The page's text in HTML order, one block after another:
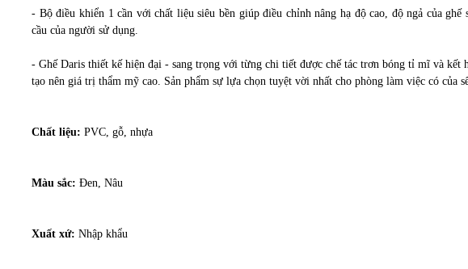
- Bộ điều khiển 1 cần với chất liệu siêu bền giúp điều chỉnh nâng hạ độ cao, độ ngả của ghế
cầu của người sử dụng.
- Ghế Daris thiết kế hiện đại - sang trọng với từng chi tiết được chế tác trơn bóng tỉ mĩ và kết
tạo nên giá trị thẩm mỹ cao. Sản phẩm sự lựa chọn tuyệt vời nhất cho phòng làm việc có của
Chất liệu: PVC, gỗ, nhựa
Màu sắc: Đen, Nâu
Xuất xứ: Nhập khẩu